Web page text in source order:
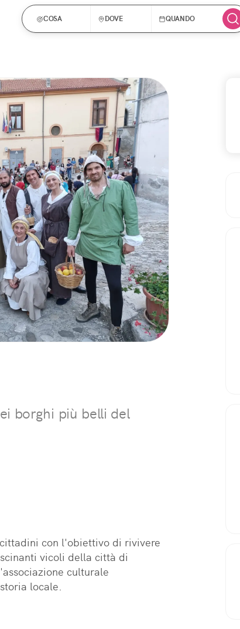
COSA DOVE QUANDO
borghi più belli del
con l'obiettivo di rivivere
vicoli della città di
culturale
locale.